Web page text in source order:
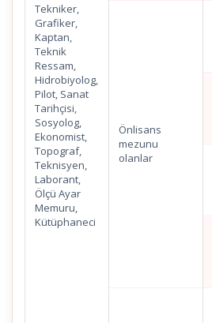
Tekniker,
Grafiker,
Kaptan,
Teknik
Ressam,
Hidrobiyolog,
Pilot, Sanat
Tarihçisi,
Sosyolog,
Ekonomist,
Topograf,
Teknisyen,
Laborant,
Ölçü Ayar
Memuru,
Kütüphaneci
Önlisans
mezunu
olanlar